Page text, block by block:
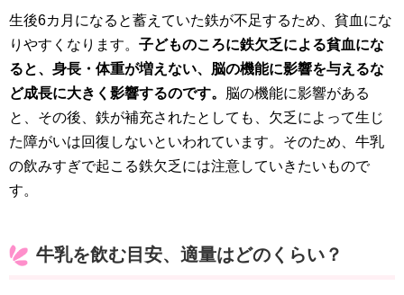
生後6カ月になると蓄えていた鉄が不足するため、貧血にな
りやすくなります。 子どものころに鉄欠乏による貧血にな
ると、身長・体重が増えない、脳の機能に影響を与えるな
ど成長に大きく影響するのです。
脳の機能に影響がある
と、その後、鉄が補充されたとしても、欠乏によって生じ
た障がいは回復しないといわれています。そのため、牛乳
の飲みすぎで起こる鉄欠乏には注意していきたいもので
す。
牛乳を飲む目安、適量はどのくらい？